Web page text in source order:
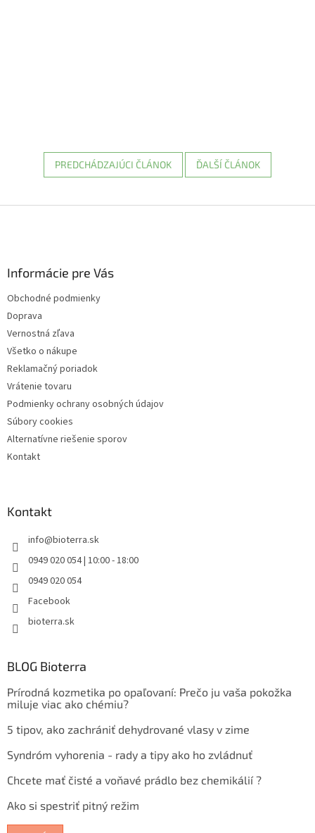
PREDCHÁDZAJÚCI ČLÁNOK ĎALŠÍ ČLÁNOK
Informácie pre Vás
Obchodné podmienky
Doprava
Vernostná zľava
Všetko o nákupe
Reklamačný poriadok
Vrátenie tovaru
Podmienky ochrany osobných údajov
Súbory cookies
Alternatívne riešenie sporov
Kontakt
Kontakt
info@bioterra.sk
0949 020 054 | 10:00 - 18:00
0949 020 054
Facebook
bioterra.sk
BLOG Bioterra
Prírodná kozmetika po opaľovaní: Prečo ju vaša pokožka
miluje viac ako chémiu?
5 tipov, ako zachrániť dehydrované vlasy v zime
Syndróm vyhorenia - rady a tipy ako ho zvládnuť
Chcete mať čisté a voňavé prádlo bez chemikálií ?
Ako si spestriť pitný režim